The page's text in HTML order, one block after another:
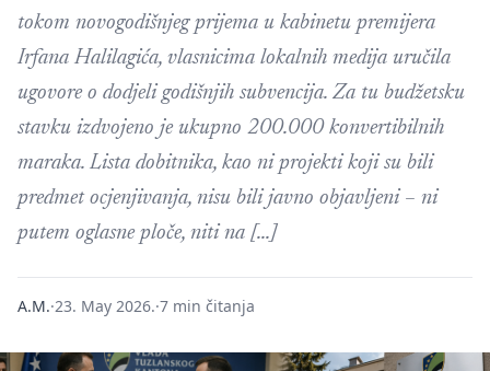
tokom novogodišnjeg prijema u kabinetu premijera
Irfana Halilagića, vlasnicima lokalnih medija uručila
ugovore o dodjeli godišnjih subvencija. Za tu budžetsku
stavku izdvojeno je ukupno 200.000 konvertibilnih
maraka. Lista dobitnika, kao ni projekti koji su bili
predmet ocjenjivanja, nisu bili javno objavljeni – ni
putem oglasne ploče, niti na […]
A.M.·23. May 2026.·7 min čitanja